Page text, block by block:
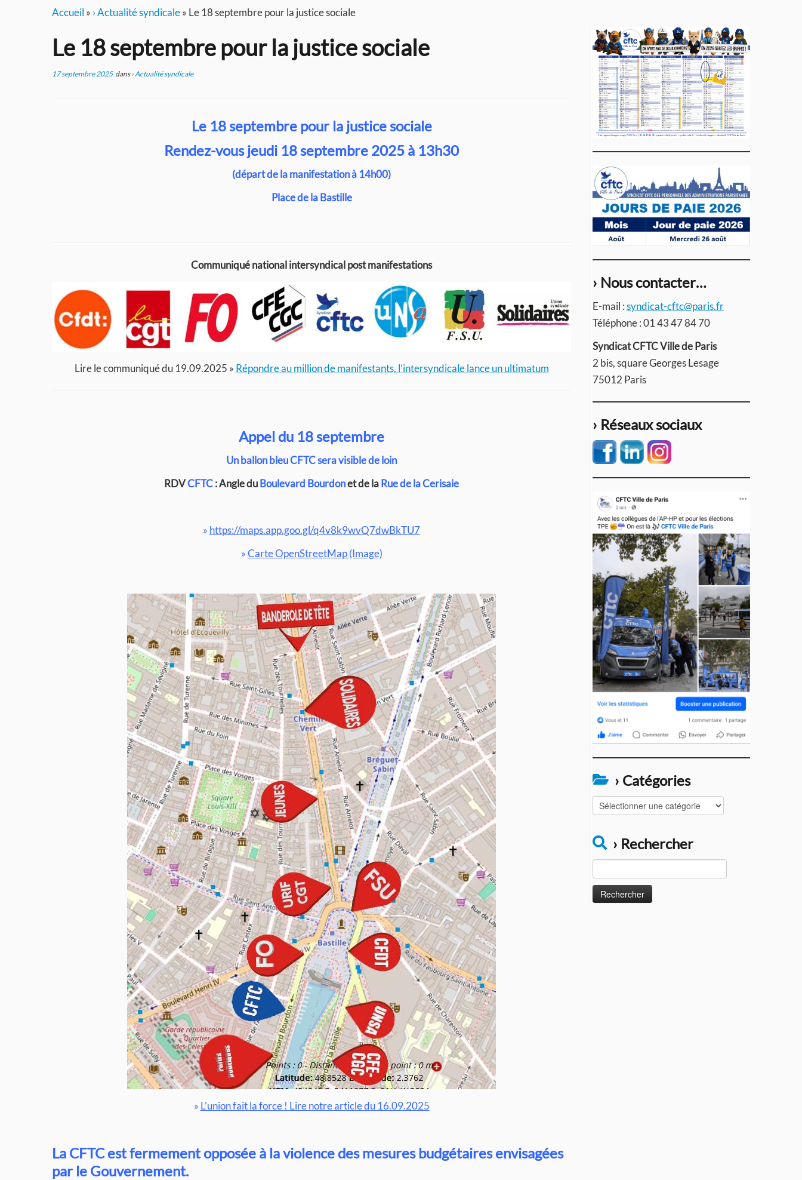
Accueil » › Actualité syndicale» Le 18 septembre pour la justice sociale
Le 18 septembre pour la justice sociale
17 septembre 2025dans› Actualité syndicale
Le 18 septembre pour la justice sociale
Rendez-vous jeudi 18 septembre 2025 à 13h30
(départ de la manifestation à 14h00)
Place de la Bastille
Communiqué national intersyndical post manifestations
Lire le communiqué du 19.09.2025 » Répondre au million de manifestants, l’intersyndicale lance un ultimatum
Appel du 18 septembre
Un ballon bleu CFTC sera visible de loin
RDVCFTC: Angle duBoulevard Bourdonet de la Rue de la Cerisaie
» https://maps.app.goo.gl/q4v8k9wvQ7dwBkTU7
»Carte OpenStreetMap (Image)
» L’union fait la force ! Lire notre article du 16.09.2025
La CFTC est fermement opposée à la violence des mesures budgétaires envisagées
par le Gouvernement.
› Nous contacter…
E-mail :syndicat-cftc@paris.fr
Téléphone : 01 43 47 84 70
Syndicat CFTC Ville de Paris
2 bis, square Georges Lesage
75012 Paris
› Réseaux sociaux
› Catégories
Catégories
› Rechercher